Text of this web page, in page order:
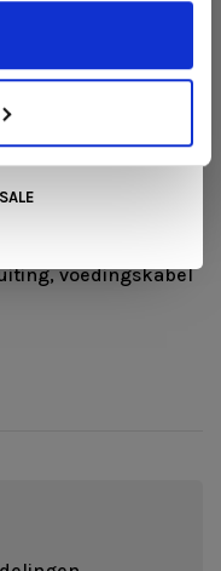
te houden
voedingskabel
op en ontdek de
Sale van Snip
voor je klaar!